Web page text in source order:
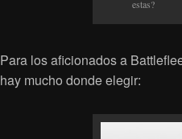
estas?
Para los aficionados a
hay mucho donde elegir: